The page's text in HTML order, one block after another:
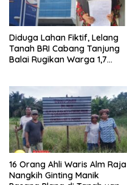
Diduga Lahan Fiktif, Lelang
Tanah BRI Cabang Tanjung
Balai Rugikan Warga 1,7
16 Orang Ahli Waris Alm Raja
Nangkih Ginting Manik